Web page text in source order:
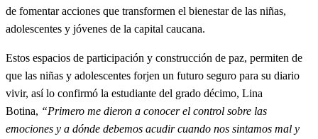
de fomentar acciones que transformen el bienestar de las niñas,
adolescentes y jóvenes de la capital caucana.
Estos espacios de participación y construcción de paz, permiten de
que las niñas y adolescentes forjen un futuro seguro para su diario
vivir, así lo confirmó la estudiante del grado décimo, Lina
Botina, “Primero me dieron a conocer el control sobre las
emociones y a dónde debemos acudir cuando nos sintamos mal y